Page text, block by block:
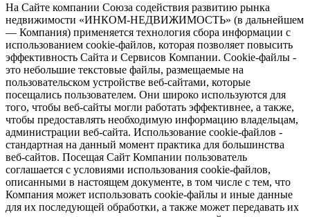
На Сайте компании Союза содействия развитию рынка
недвижимости «ИНКОМ-НЕДВИЖИМОСТЬ» (в дальнейшем
— Компания) применяется технология сбора информации с
использованием cookie-файлов, которая позволяет повысить
эффективность Сайта и Сервисов Компании. Сookie-файлы -
это небольшие текстовые файлы, размещаемые на
пользовательском устройстве веб-сайтами, которые
посещались пользователем. Они широко используются для
того, чтобы веб-сайты могли работать эффективнее, а также,
чтобы предоставлять необходимую информацию владельцам,
администрации веб-сайта. Использование cookie-файлов -
стандартная на данный момент практика для большинства
веб-сайтов. Посещая Сайт Компании пользователь
соглашается с условиями использования cookie-файлов,
описанными в настоящем документе, в том числе с тем, что
Компания может использовать cookie-файлы и иные данные
для их последующей обработки, а также может передавать их